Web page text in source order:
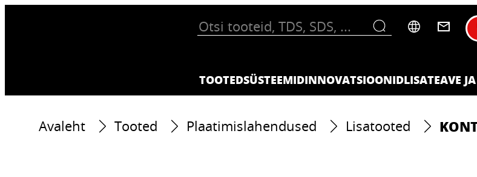
TOOTEDSÜSTEEMIDINNOVATSIOONIDLISATEAVE
Avaleht Tooted Plaatimislahendused Lisatooted